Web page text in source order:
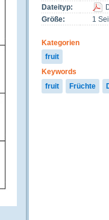
Dateityp:
Größe:
1
Kategorien
fruit
Keywords
fruit
Früchte